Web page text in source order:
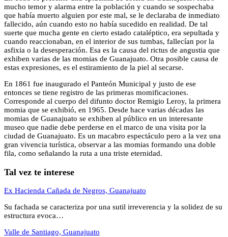
mucho temor y alarma entre la población y cuando se sospechaba
que había muerto alguien por este mal, se le declaraba de inmediato
fallecido, aún cuando esto no había sucedido en realidad. De tal
suerte que mucha gente en cierto estado cataléptico, era sepultada y
cuando reaccionaban, en el interior de sus tumbas, fallecían por la
asfixia o la desesperación. Esa es la causa del rictus de angustia que
exhiben varias de las momias de Guanajuato. Otra posible causa de
estas expresiones, es el estiramiento de la piel al secarse.
En 1861 fue inaugurado el Panteón Municipal y justo de ese
entonces se tiene registro de las primeras momificaciones.
Corresponde al cuerpo del difunto doctor Remigio Leroy, la primera
momia que se exhibió, en 1965. Desde hace varias décadas las
momias de Guanajuato se exhiben al público en un interesante
museo que nadie debe perderse en el marco de una visita por la
ciudad de Guanajuato. Es un macabro espectáculo pero a la vez una
gran vivencia turística, observar a las momias formando una doble
fila, como señalando la ruta a una triste eternidad.
Tal vez te interese
Ex Hacienda Cañada de Negros, Guanajuato
Su fachada se caracteriza por una sutil irreverencia y la solidez de su
estructura evoca…
Valle de Santiago, Guanajuato